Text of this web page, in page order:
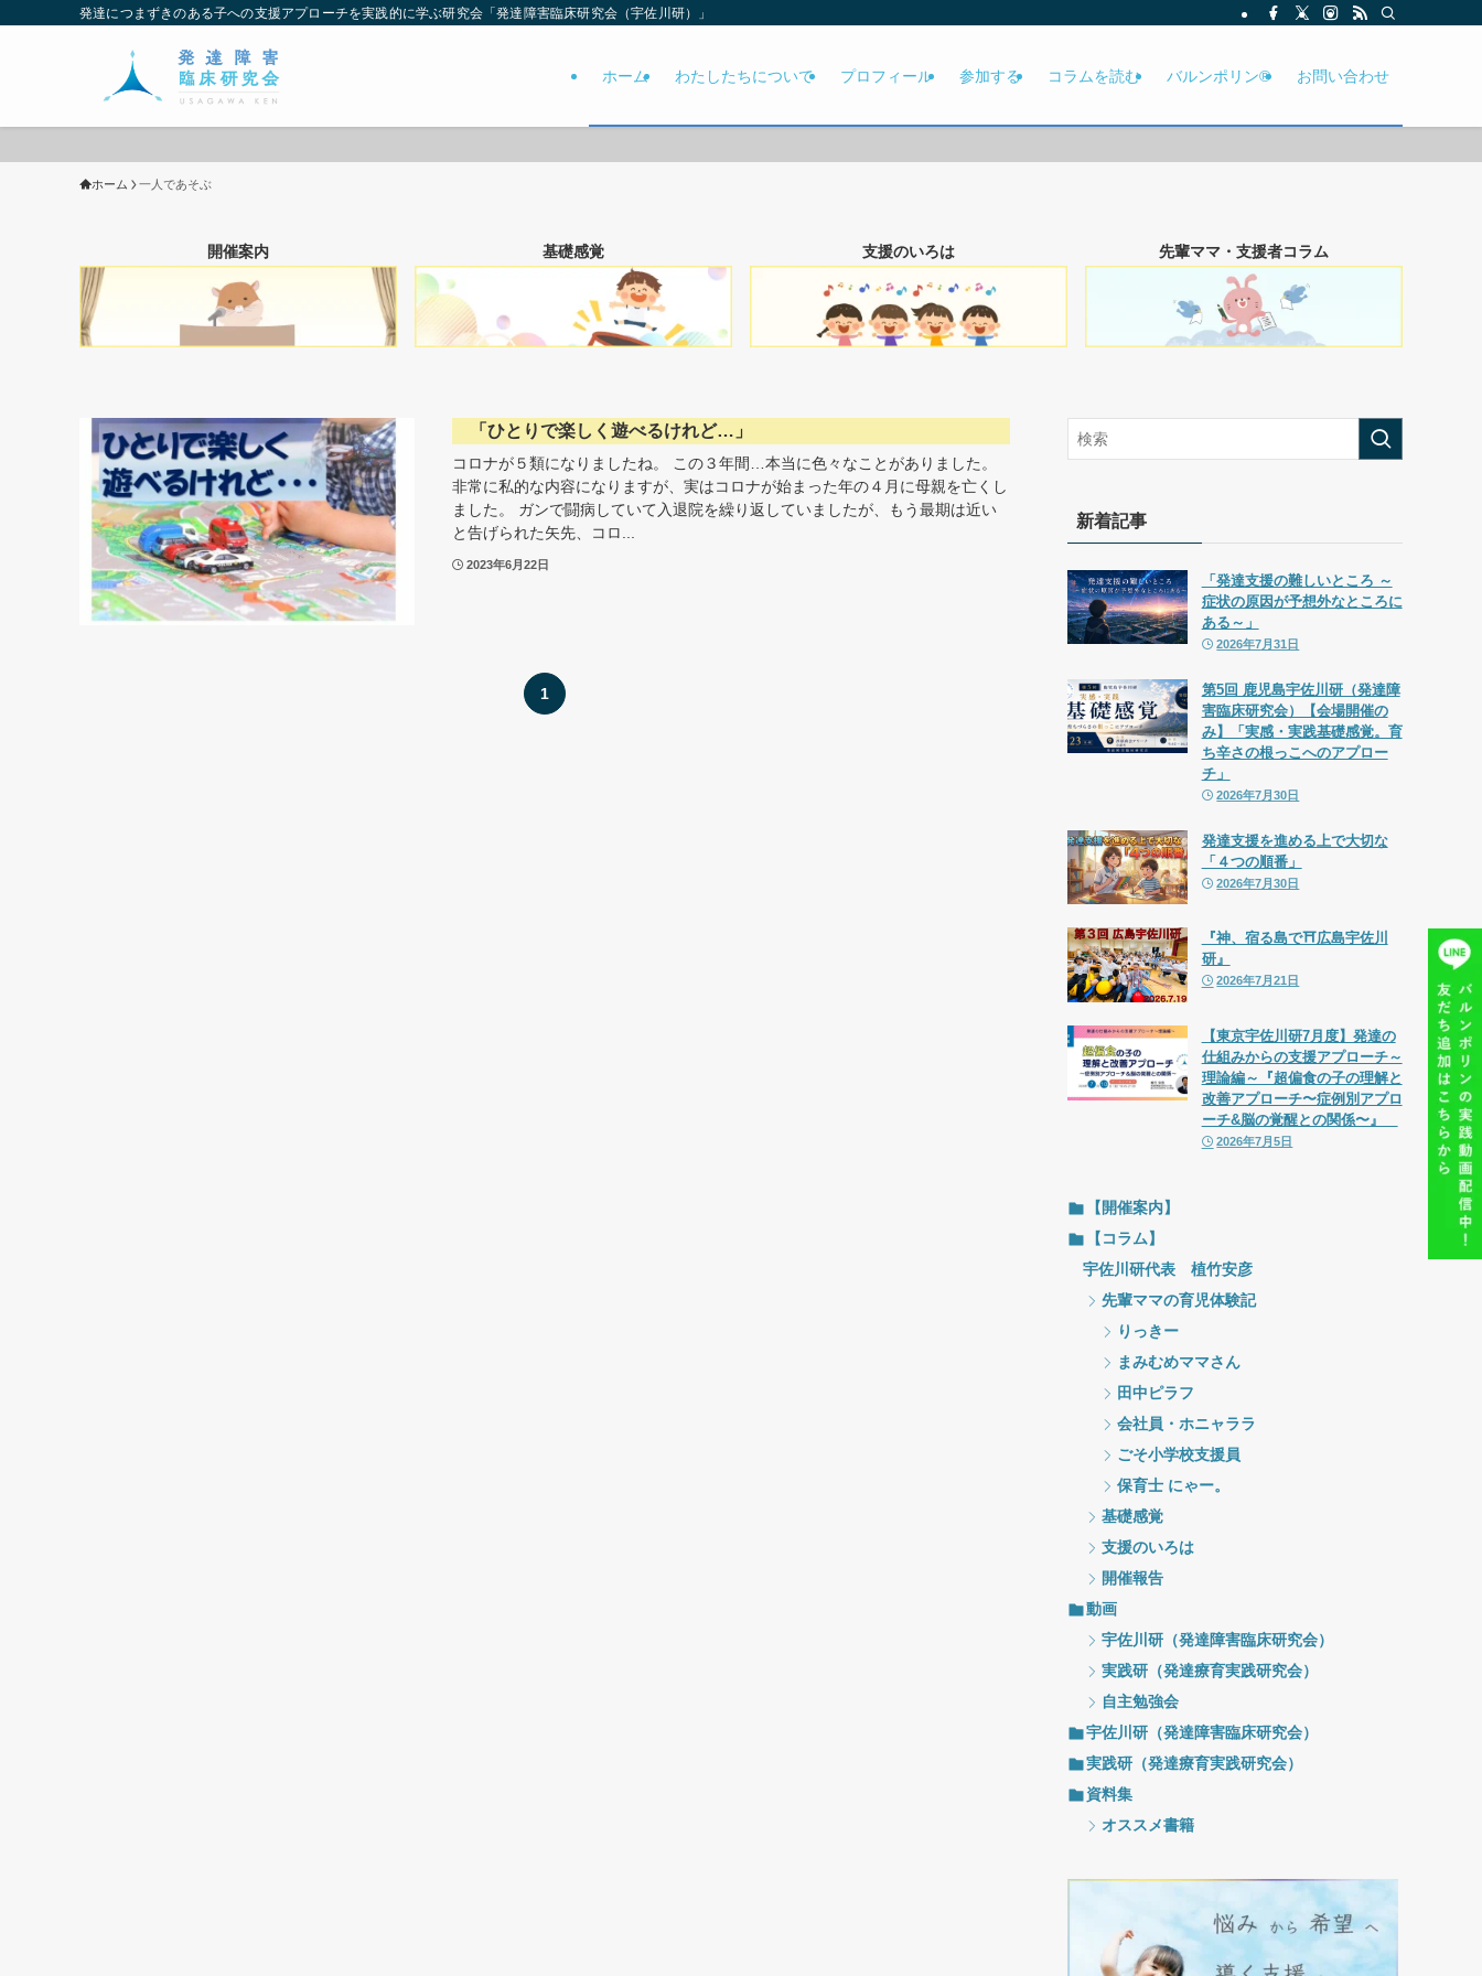
発達につまずきのある子への支援アプローチを実践的に学ぶ研究会「発達障害臨床研究会（宇佐川研）」
ホーム わたしたちについて プロフィール 参加する コラムを読む バルンポリン® お問い合わせ
ホーム 一人であそぶ
開催案内 基礎感覚 支援のいろは 先輩ママ・支援者コラム
「ひとりで楽しく遊べるけれど…」
コロナが５類になりましたね。 この３年間…本当に色々なことがありました。
非常に私的な内容になりますが、実はコロナが始まった年の４月に母親を亡くし
ました。 ガンで闘病していて入退院を繰り返していましたが、もう最期は近い
と告げられた矢先、コロ...
2023年6月22日
1
新着記事
「発達支援の難しいところ ～
症状の原因が予想外なところに
ある～」
2026年7月31日
第5回 鹿児島宇佐川研（発達障
害臨床研究会）【会場開催の
み】「実感・実践基礎感覚。育
ち辛さの根っこへのアプロー
チ」
2026年7月30日
発達支援を進める上で大切な
「４つの順番」
2026年7月30日
『神、宿る島で⛩広島宇佐川
研』
2026年7月21日
【東京宇佐川研7月度】発達の
仕組みからの支援アプローチ～
理論編～『超偏食の子の理解と
改善アプローチ〜症例別アプロ
ーチ&脳の覚醒との関係〜』
2026年7月5日
【開催案内】
【コラム】
宇佐川研代表 植竹安彦
先輩ママの育児体験記
りっきー
まみむめママさん
田中ピラフ
会社員・ホニャララ
ごそ小学校支援員
保育士 にゃー。
基礎感覚
支援のいろは
開催報告
動画
宇佐川研（発達障害臨床研究会）
実践研（発達療育実践研究会）
自主勉強会
宇佐川研（発達障害臨床研究会）
実践研（発達療育実践研究会）
資料集
オススメ書籍